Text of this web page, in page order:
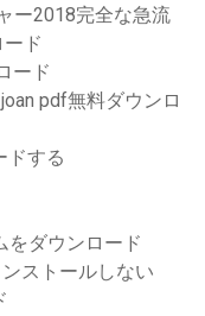
ー2018完全な急流
ド
ード
pdf無料ダウンロ
ドする
をダウンロード
ストールしない